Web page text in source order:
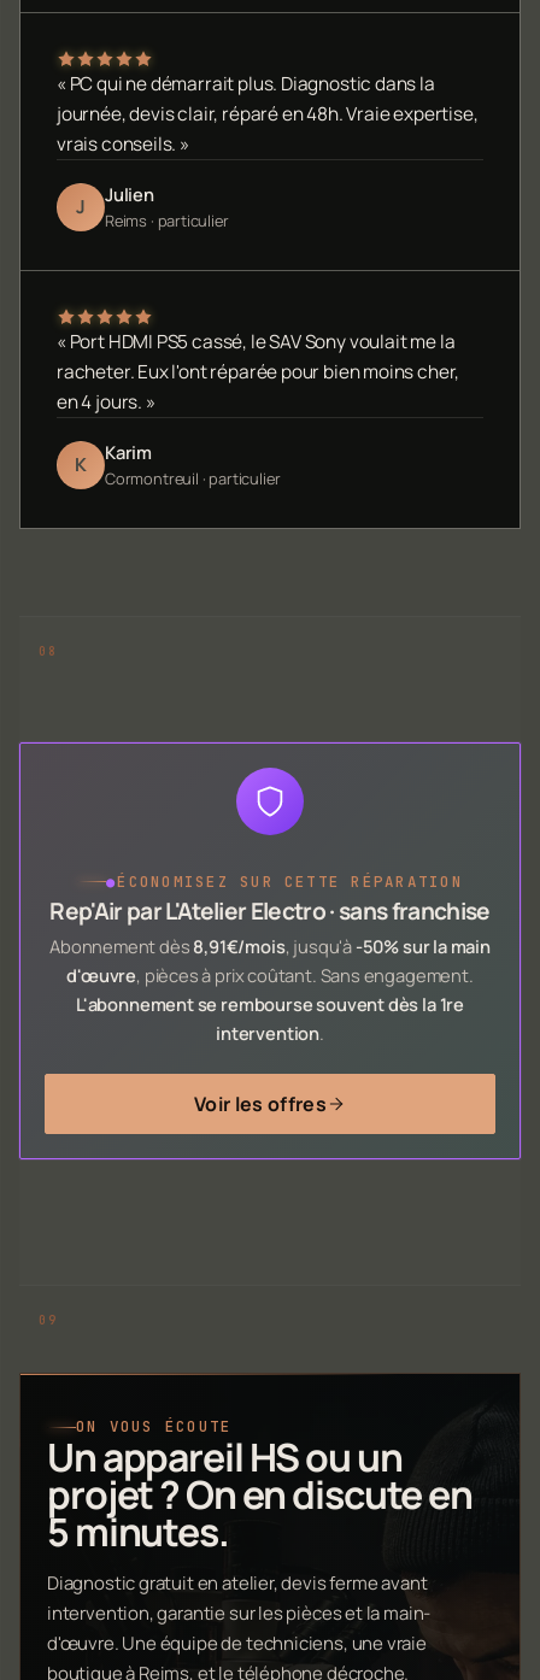
« PC qui ne démarrait plus. Diagnostic dans la
journée, devis clair, réparé en 48h. Vraie expertise,
vrais conseils. »
J Julien
Reims · particulier
« Port HDMI PS5 cassé, le SAV Sony voulait me la
racheter. Eux l'ont réparée pour bien moins cher,
en 4 jours. »
K Karim
Cormontreuil · particulier
●ÉCONOMISEZ SUR CETTE RÉPARATION
Rep'Air par L'Atelier Electro · sans franchise
Abonnement dès 8,91€/mois, jusqu'à -50% sur la main
d'œuvre, pièces à prix coûtant. Sans engagement.
L'abonnement se rembourse souvent dès la 1re
intervention.
Voir les offres
ON VOUS ÉCOUTE
Un appareil HS ou un
projet ? On en discute en
5 minutes.
Diagnostic gratuit en atelier, devis ferme avant
intervention, garantie sur les pièces et la main-
d'œuvre. Une équipe de techniciens, une vraie
boutique à Reims, et le téléphone décroche.